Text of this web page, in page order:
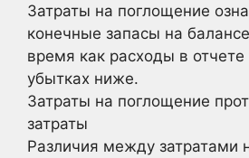
Затраты на поглощение
конечные запасы на
время как расходы в
убытках ниже.
Затраты на поглощение
затраты
Различия между затратами